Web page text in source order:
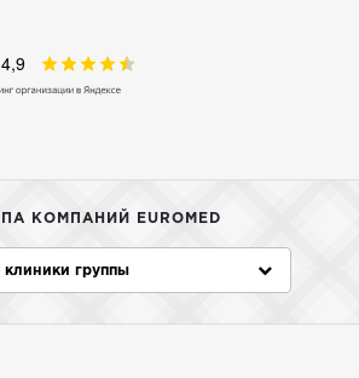
КОМПАНИЙ EUROMED
клиники группы